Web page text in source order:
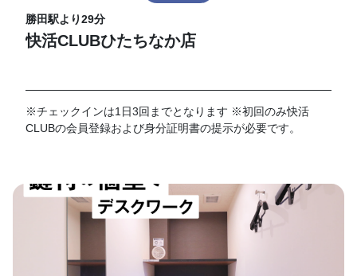
勝田駅より29分
快活CLUBひたちなか店
※チェックインは1日3回までとなります ※初回のみ快活
CLUBの会員登録および身分証明書の提示が必要です。